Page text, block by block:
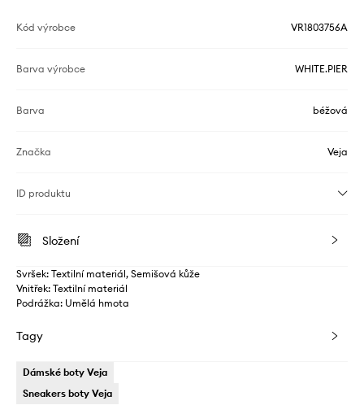
Kód výrobce VR1803756A
Barva výrobce WHITE.PIER
Barva béžová
Značka Veja
ID produktu
Složení
Svršek: Textilní materiál, Semišová kůže
Vnitřek: Textilní materiál
Podrážka: Umělá hmota
Tagy
Dámské boty Veja
Sneakers boty Veja